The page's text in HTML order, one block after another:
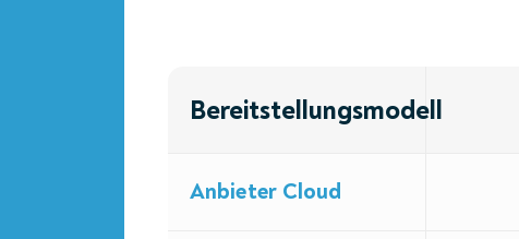
Bereitstellungsmodell
Anbieter Cloud